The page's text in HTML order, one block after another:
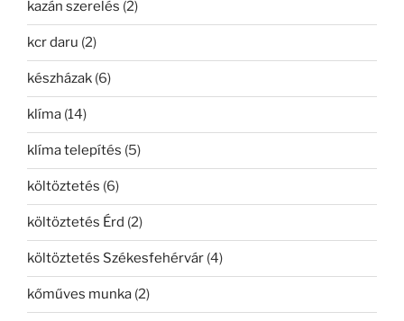
kazán szerelés (2)
kcr daru (2)
készházak (6)
klíma (14)
klíma telepítés (5)
költöztetés (6)
költöztetés Érd (2)
költöztetés Székesfehérvár (4)
kőműves munka (2)